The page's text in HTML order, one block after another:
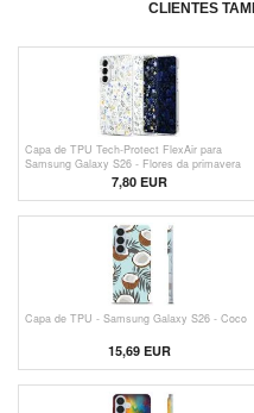
CLIENTES
Capa de TPU Tech-Protect FlexAir para
Samsung Galaxy S26 - Flores da primavera
7,80 EUR
Capa de TPU - Samsung Galaxy S26 - Coco
15,69 EUR